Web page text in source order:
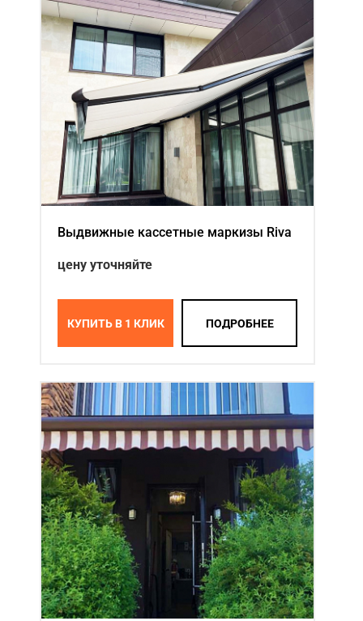
Выдвижные кассетные маркизы Riva
цену уточняйте
КУПИТЬ В 1 КЛИК ПОДРОБНЕЕ